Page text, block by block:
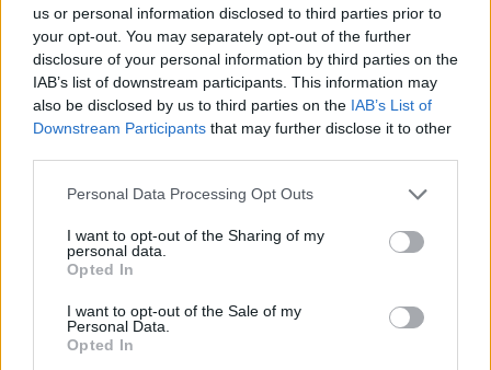
us or personal information disclosed to third parties prior to
your opt-out. You may separately opt-out of the further
disclosure of your personal information by third parties on the
IAB’s list of downstream participants. This information may
also be disclosed by us to third parties on the IAB’s List of
Downstream Participants that may further disclose it to other
Personal Data Processing Opt Outs
I want to opt-out of the Sharing of my
personal data.
Opted In
I want to opt-out of the Sale of my
Personal Data.
Opted In